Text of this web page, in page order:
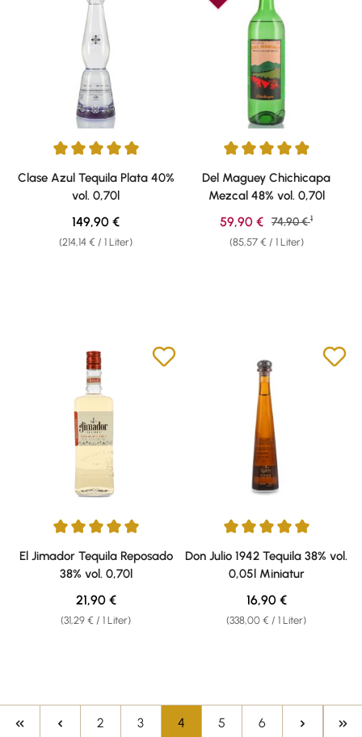
Durchschnittliche Bewertung von 5 von 5 Sternen
Clase Azul Tequila Plata 40%
vol. 0,70l
(214,14 € / 1 Liter)
Regulärer Preis:
149,90 €
Durchschnittliche Bewertung
Del Maguey Chichicapa
Mezcal 48% vol. 0,70l
(85,57 € / 1 Liter)
Verkaufspreis:
59,90 € Regulärer Preis:
74,90 € 1
Durchschnittliche Bewertung von 5 von 5 Sternen
El Jimador Tequila Reposado
38% vol. 0,70l
(31,29 € / 1 Liter)
Regulärer Preis:
21,90 €
Durchschnittliche Bewertung
Don Julio 1942 Tequila 38% vol.
0,05l Miniatur
(338,00 € / 1 Liter)
Regulärer Preis:
16,90 €
Seite
2 Seite
3 Seite
4 Seite
5 Seite
6